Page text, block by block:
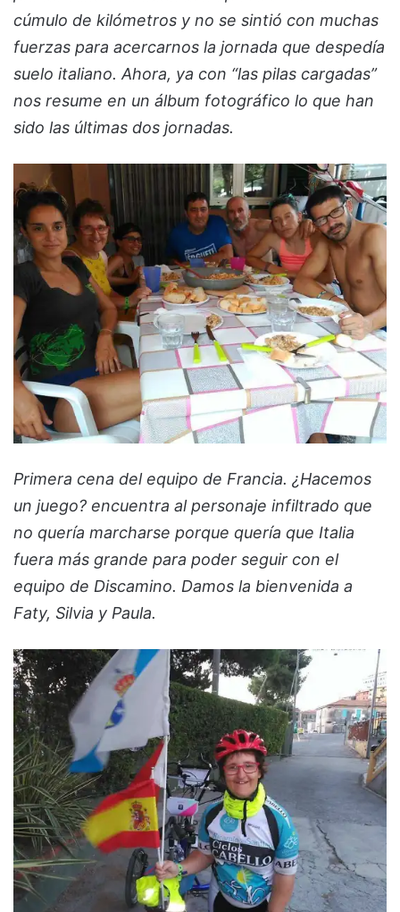
cúmulo de kilómetros y no se sintió con muchas
fuerzas para acercarnos la jornada que despedía
suelo italiano. Ahora, ya con “las pilas cargadas”
nos resume en un álbum fotográfico lo que han
sido las últimas dos jornadas.
Primera cena del equipo de Francia. ¿Hacemos
un juego? encuentra al personaje infiltrado que
no quería marcharse porque quería que Italia
fuera más grande para poder seguir con el
equipo de Discamino. Damos la bienvenida a
Faty, Silvia y Paula.